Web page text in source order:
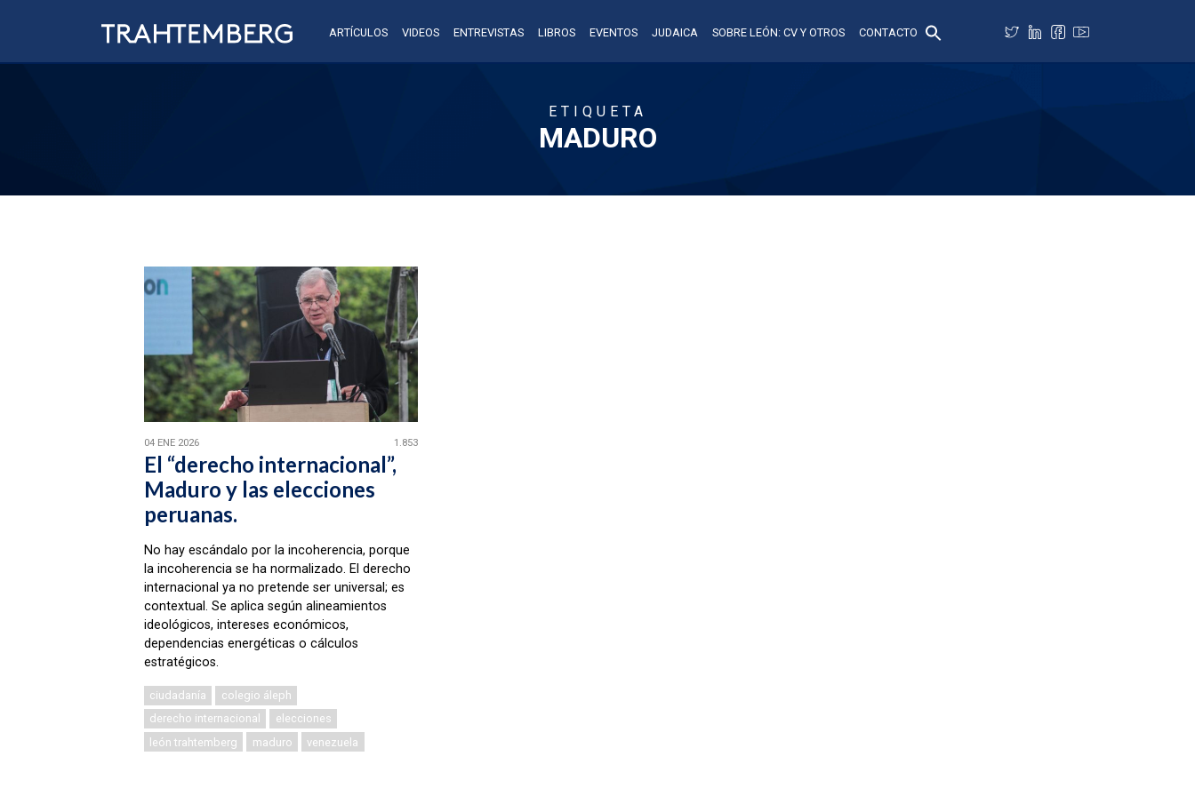
ARTÍCULOS VIDEOS ENTREVISTAS LIBROS EVENTOS JUDAICA SOBRE LEÓN: CV Y OTROS CONTACTO
ETIQUETA
MADURO
04 ENE 2026 1.853
El “derecho internacional”,
Maduro y las elecciones
peruanas.
No hay escándalo por la incoherencia, porque
la incoherencia se ha normalizado. El derecho
internacional ya no pretende ser universal; es
contextual. Se aplica según alineamientos
ideológicos, intereses económicos,
dependencias energéticas o cálculos
estratégicos.
ciudadanía
colegio áleph
derecho internacional
elecciones
león trahtemberg
maduro venezuela